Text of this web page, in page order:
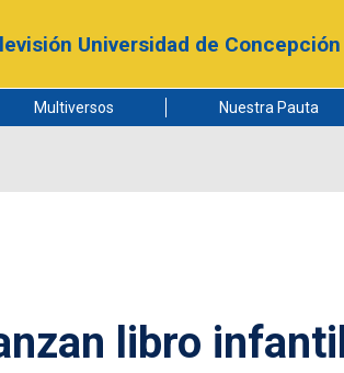
Universidad de Concepción
Multiversos Nuestra Pauta
libro